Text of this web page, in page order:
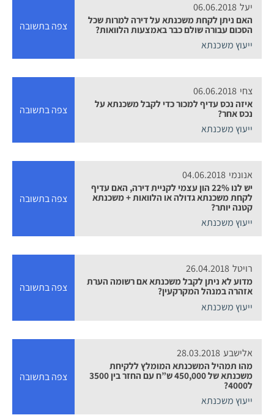
יעל 06.06.2018
האם ניתן לקחת משכנתא על דירה למרות שכל
הסכום עבורה שולם כבר באמצעות הלוואות?
ייעוץ משכנתא
צפה בתשובה
צחי 06.06.2018
איזה נכס עדיף למכור כדי לקבל משכנתא על
נכס אחר?
ייעוץ משכנתא
צפה בתשובה
אנונמי 04.06.2018
יש לנו 22% הון עצמי לקניית דירה, האם עדיף
לקחת משכנתא גדולה או הלוואות + משכנתא
קטנה יותר?
ייעוץ משכנתא
צפה בתשובה
רויטל 26.04.2018
מדוע לא ניתן לקבל משכנתא אם רשומה הערת
אזהרה במנהל המקרקעין?
ייעוץ משכנתא
צפה בתשובה
אלישבע 28.03.2018
מהו תמהיל המשכנתא המומלץ ללקיחת
משכנתא של 450,000 ש”ח עם החזר בין 3500
ל4000?
ייעוץ משכנתא
צפה בתשובה